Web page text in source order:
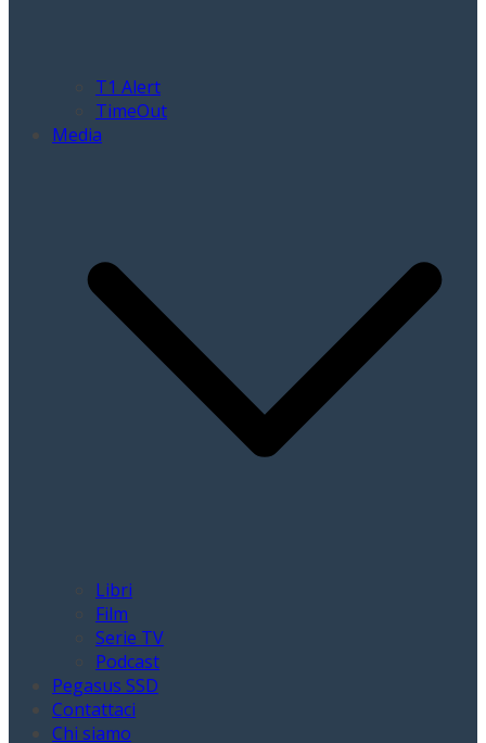
T1 Alert
TimeOut
Media
Libri
Film
Serie TV
Podcast
Pegasus SSD
Contattaci
Chi siamo